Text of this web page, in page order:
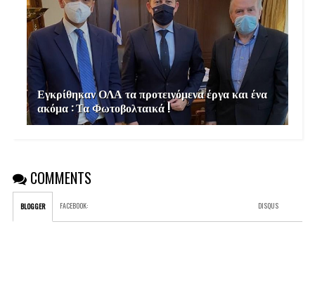
Εγκρίθηκαν ΟΛΑ τα προτεινόμενα έργα και ένα
ακόμα : Τα Φωτοβολταικά !
COMMENTS
BLOGGER FACEBOOK: DISQUS